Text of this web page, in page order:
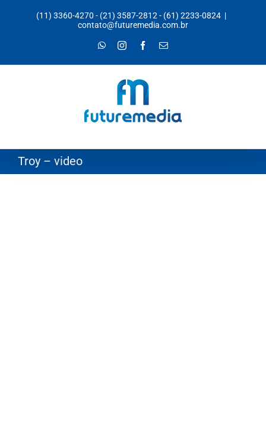
(11) 3360-4270 - (21) 3587-2812- (61) 2233-0824 |
contato@futuremedia.com.br
WhatsAppInstagramFacebook
E-
Troy – video